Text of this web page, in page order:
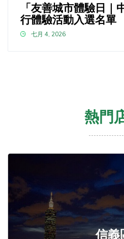
「友善城市體驗日｜
行體驗活動入選名單
七月 4, 2026
熱門
信義